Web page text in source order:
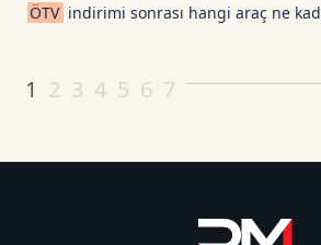
ÖTV indirimi sonrası hangi araç ne
1 2 3 4 5 6 7